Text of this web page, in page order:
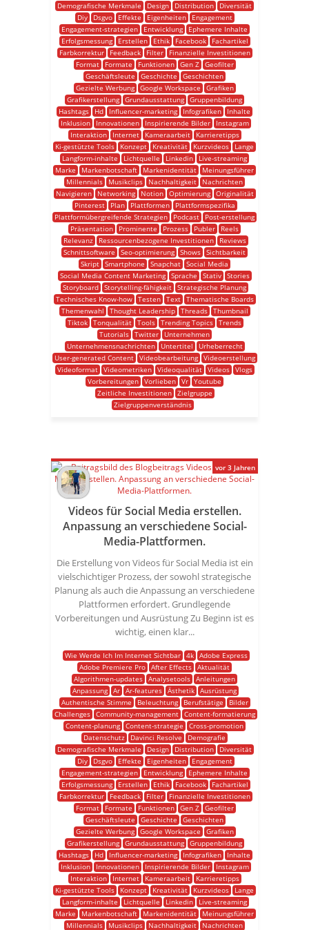
Demografische Merkmale
Design Distribution
Diversität
Diy
Dsgvo Effekte Eigenheiten
Engagement
Engagement-strategien
Entwicklung
Ephemere Inhalte
Erfolgsmessung
Erstellen Ethik Facebook
Fachartikel
Farbkorrektur
Feedback Filter
Finanzielle Investitionen
Format
Formate Funktionen Gen Z
Geofilter
Geschäftsleute
Geschichte
Geschichten
Gezielte Werbung
Google Workspace
Grafiken
Grafikerstellung Grundausstattung Gruppenbildung
Hashtags
Hd Influencer-marketing Infografiken
Inhalte
Inklusion
Innovationen Inspirierende Bilder
Instagram
Interaktion
Internet Kameraarbeit
Karrieretipps
Ki-gestützte Tools
Konzept Kreativität Kurzvideos
Lange
Langform-inhalte
Lichtquelle Linkedin
Live-streaming
Marke
Markenbotschaft Markenidentität
Meinungsführer
Millennials
Musikclips Nachhaltigkeit
Nachrichten
Navigieren
Networking Notion Optimierung
Originalität
Pinterest
Plan Plattformen
Plattformspezifika
Plattformübergreifende Strategien
Podcast
Post-erstellung
Präsentation
Prominente Prozess Publer
Reels
Relevanz
Ressourcenbezogene Investitionen
Reviews
Schnittsoftware
Seo-optimierung Shows Sichtbarkeit
Skript Smartphone Snapchat Social Media
Social Media Content Marketing
Sprache Stativ
Stories
Storyboard Storytelling-fähigkeit Strategische Planung
Technisches Know-how
Testen Text
Thematische Boards
Themenwahl
Thought Leadership Threads
Thumbnail
Tiktok Tonqualität Tools Trending Topics Trends
Tutorials Twitter
Unternehmen
Unternehmensnachrichten
Untertitel
Urheberrecht
User-generated Content
Videobearbeitung
Videoerstellung
Videoformat
Videometriken Videoqualität Videos
Vlogs
Vorbereitungen Vorlieben Vr Youtube
Zeitliche Investitionen
Zielgruppe
Zielgruppenverständnis
Videos für Social Media erstellen.
Anpassung an verschiedene Social-
Media-Plattformen.
Die Erstellung von Videos für Social Media ist ein
vielschichtiger Prozess, der sowohl strategische
Planung als auch die Anpassung an verschiedene
Plattformen erfordert. Grundlegende
Vorbereitungen und Ausrüstung Zu Beginn ist es
wichtig, einen klar...
Wie Werde Ich Im Internet Sichtbar 4k Adobe Express
Adobe Premiere Pro After Effects Aktualität
Algorithmen-updates Analysetools Anleitungen
Anpassung Ar Ar-features Ästhetik Ausrüstung
Authentische Stimme
Beleuchtung Berufstätige
Bilder
Challenges
Community-management
Content-formatierung
Content-planung Content-strategie
Cross-promotion
Datenschutz
Davinci Resolve
Demografie
Demografische Merkmale
Design Distribution
Diversität
Diy
Dsgvo Effekte Eigenheiten
Engagement
Engagement-strategien
Entwicklung
Ephemere Inhalte
Erfolgsmessung
Erstellen Ethik Facebook
Fachartikel
Farbkorrektur
Feedback Filter
Finanzielle Investitionen
Format
Formate Funktionen Gen Z
Geofilter
Geschäftsleute
Geschichte
Geschichten
Gezielte Werbung
Google Workspace
Grafiken
Grafikerstellung Grundausstattung Gruppenbildung
Hashtags
Hd Influencer-marketing Infografiken
Inhalte
Inklusion
Innovationen Inspirierende Bilder
Instagram
Interaktion
Internet Kameraarbeit
Karrieretipps
Ki-gestützte Tools
Konzept Kreativität Kurzvideos
Lange
Langform-inhalte
Lichtquelle Linkedin
Live-streaming
Marke
Markenbotschaft Markenidentität
Meinungsführer
Millennials
Musikclips Nachhaltigkeit Nachrichten
vor 3 Jahren